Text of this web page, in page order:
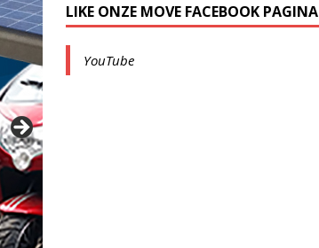
LIKE ONZE MOVE FACEBOOK PAGINA
YouTube